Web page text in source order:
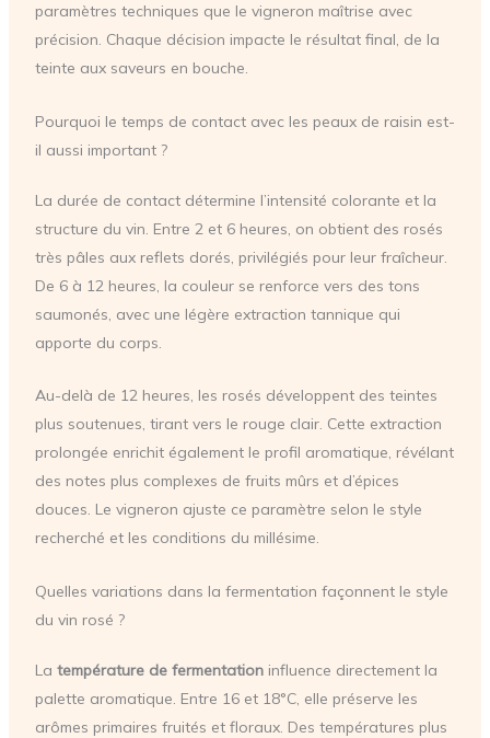
paramètres techniques que le vigneron maîtrise avec
précision. Chaque décision impacte le résultat final, de la
teinte aux saveurs en bouche.
Pourquoi le temps de contact avec les peaux de raisin est-
il aussi important ?
La durée de contact détermine l’intensité colorante et la
structure du vin. Entre 2 et 6 heures, on obtient des rosés
très pâles aux reflets dorés, privilégiés pour leur fraîcheur.
De 6 à 12 heures, la couleur se renforce vers des tons
saumonés, avec une légère extraction tannique qui
apporte du corps.
Au-delà de 12 heures, les rosés développent des teintes
plus soutenues, tirant vers le rouge clair. Cette extraction
prolongée enrichit également le profil aromatique, révélant
des notes plus complexes de fruits mûrs et d’épices
douces. Le vigneron ajuste ce paramètre selon le style
recherché et les conditions du millésime.
Quelles variations dans la fermentation façonnent le style
du vin rosé ?
La température de fermentationinfluence directement la
palette aromatique. Entre 16 et 18°C, elle préserve les
arômes primaires fruités et floraux. Des températures plus